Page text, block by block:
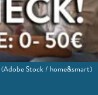
(Adobe Stock / home&smart)